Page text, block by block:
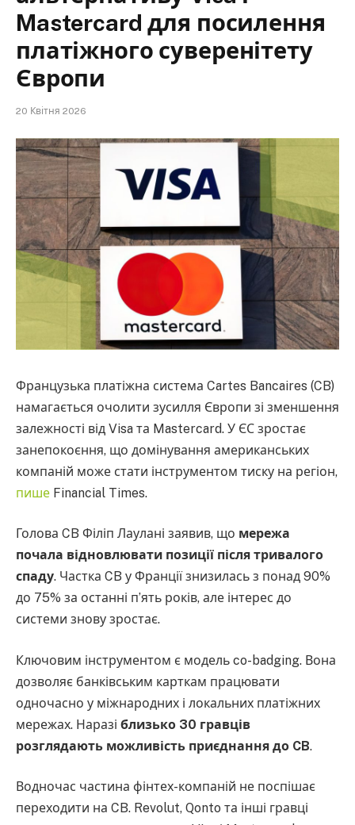
Mastercard для посилення
платіжного суверенітету
Європи
20 Квітня 2026
Французька платіжна система Cartes Bancaires (CB)
намагається очолити зусилля Європи зі зменшення
залежності від Visa та Mastercard. У ЄС зростає
занепокоєння, що домінування американських
компаній може стати інструментом тиску на регіон,
пише Financial Times.
Голова CB Філіп Лаулані заявив, що мережа
почала відновлювати позиції після тривалого
спаду. Частка CB у Франції знизилась з понад 90%
до 75% за останні п’ять років, але інтерес до
системи знову зростає.
Ключовим інструментом є модель co-badging. Вона
дозволяє банківським карткам працювати
одночасно у міжнародних і локальних платіжних
мережах. Наразі близько 30 гравців
розглядають можливість приєднання до CB.
Водночас частина фінтех-компаній не поспішає
переходити на CB. Revolut, Qonto та інші гравці